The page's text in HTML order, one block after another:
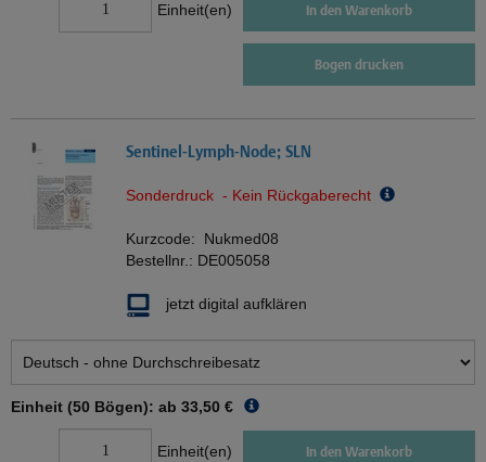
Einheit(en) In den Warenkorb
Bogen drucken
Sentinel-Lymph-Node; SLN
Sonderdruck - Kein Rückgaberecht
Kurzcode: Nukmed08
Bestellnr.: DE005058
jetzt digital aufklären
Einheit (50 Bögen): ab 33,50 €
Einheit(en) In den Warenkorb